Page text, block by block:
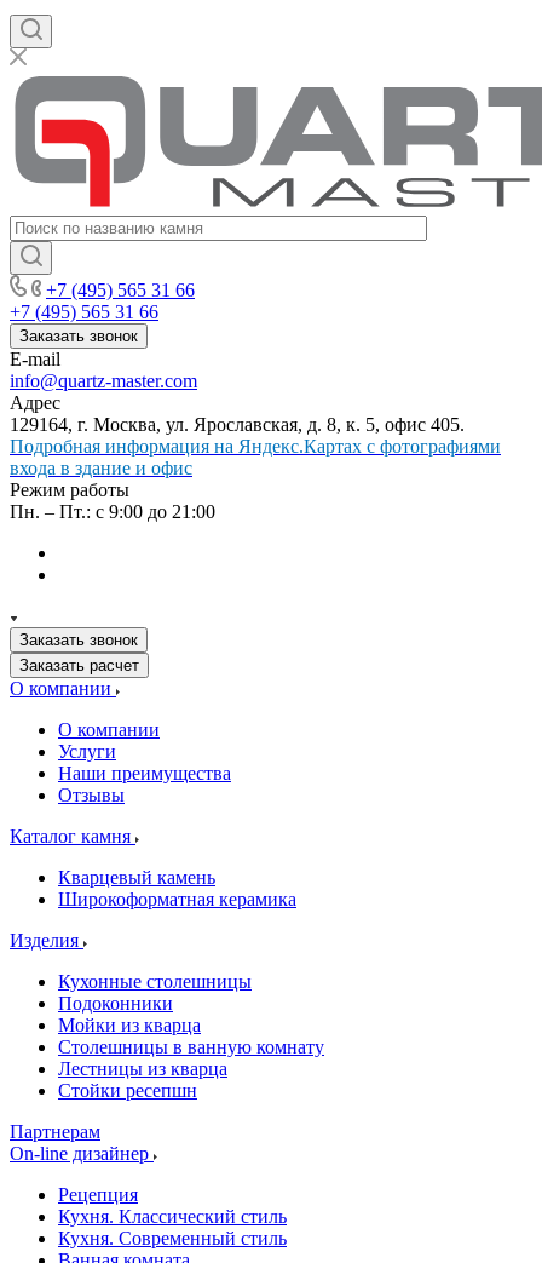
+7 (495) 565 31 66
+7 (495) 565 31 66
Заказать звонок
E-mail
info@quartz-master.com
Адрес
129164, г. Москва, ул. Ярославская, д. 8, к. 5, офис 405.
Подробная информация на Яндекс.Картах с фотографиями
входа в здание и офис
Режим работы
Пн. – Пт.: с 9:00 до 21:00
Заказать звонок
Заказать расчет
О компании
О компании
Услуги
Наши преимущества
Отзывы
Каталог камня
Кварцевый камень
Широкоформатная керамика
Изделия
Кухонные столешницы
Подоконники
Мойки из кварца
Столешницы в ванную комнату
Лестницы из кварца
Стойки ресепшн
Партнерам
On-line дизайнер
Рецепция
Кухня. Классический стиль
Кухня. Современный стиль